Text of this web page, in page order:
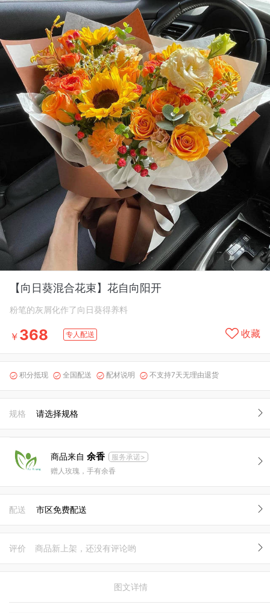
【向日葵混合花束】花自向阳开
粉笔的灰屑化作了向日葵得养料
￥ 368 专人配送 收藏
 积分抵现  全国配送  配材说明  不支持7天无理由退货
规格 请选择规格
商品来自 余香
服务承诺>
赠人玫瑰，手有余香
配送 市区免费配送
评价 商品新上架，还没有评论哟
图文详情